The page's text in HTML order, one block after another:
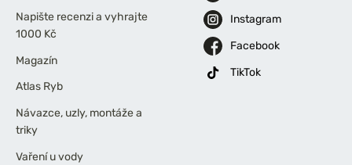
Napište recenzi a vyhrajte
1000 Kč
Magazín
Atlas Ryb
Návazce, uzly, montáže a
triky
Vaření u vody
Instagram
Facebook
TikTok